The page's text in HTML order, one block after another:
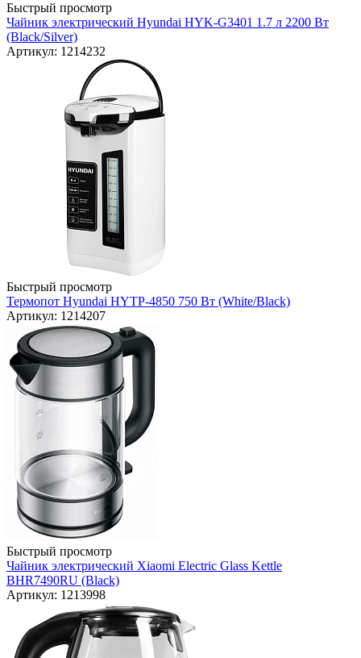
Быстрый просмотр
Чайник электрический Hyundai HYK-G3401 1.7 л 2200 Вт
(Black/Silver)
Артикул: 1214232
Быстрый просмотр
Термопот Hyundai HYTP-4850 750 Вт (White/Black)
Артикул: 1214207
Быстрый просмотр
Чайник электрический Xiaomi Electric Glass Kettle
BHR7490RU (Black)
Артикул: 1213998